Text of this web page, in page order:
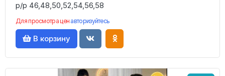
р/р 46,48,50,52,54,56,58
Для просмотра цен авторизуйтесь
В корзину